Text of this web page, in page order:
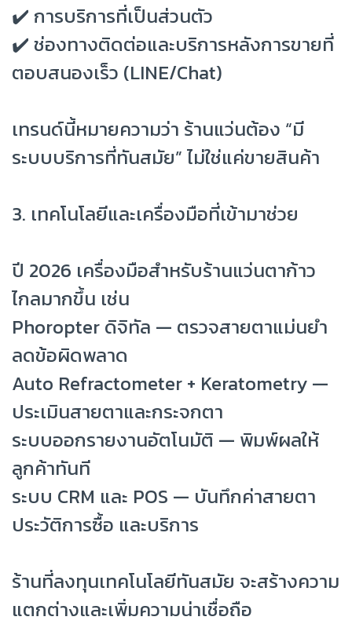
✔️ การบริการที่เป็นส่วนตัว
✔️ ช่องทางติดต่อและบริการหลังการขายที่
ตอบสนองเร็ว (LINE/Chat)
เทรนด์นี้หมายความว่า ร้านแว่นต้อง “มี
ระบบบริการที่ทันสมัย” ไม่ใช่แค่ขายสินค้า
3. เทคโนโลยีและเครื่องมือที่เข้ามาช่วย
ปี 2026 เครื่องมือสำหรับร้านแว่นตาก้าว
ไกลมากขึ้น เช่น
Phoropter ดิจิทัล — ตรวจสายตาแม่นยำ
ลดข้อผิดพลาด
Auto Refractometer + Keratometry —
ประเมินสายตาและกระจกตา
ระบบออกรายงานอัตโนมัติ — พิมพ์ผลให้
ลูกค้าทันที
ระบบ CRM และ POS — บันทึกค่าสายตา
ประวัติการซื้อ และบริการ
ร้านที่ลงทุนเทคโนโลยีทันสมัย จะสร้างความ
แตกต่างและเพิ่มความน่าเชื่อถือ